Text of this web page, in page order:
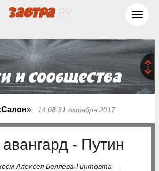
Салон» 14:08 31 октября 2017
- Путин
Алексея Беляева-Гинтовта —